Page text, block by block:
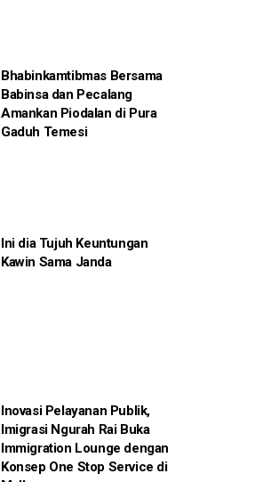
Bhabinkamtibmas Bersama
Babinsa dan Pecalang
Amankan Piodalan di Pura
Gaduh Temesi
Ini dia Tujuh Keuntungan
Kawin Sama Janda
Inovasi Pelayanan Publik,
Imigrasi Ngurah Rai Buka
Immigration Lounge dengan
Konsep One Stop Service di